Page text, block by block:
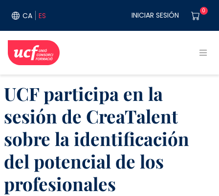
CA ES User
INICIAR SESIÓN 0
UCF participa en la
sesión de CreaTalent
sobre la identificación
del potencial de los
profesionales